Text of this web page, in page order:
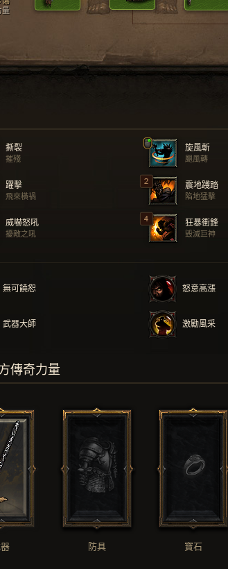
量
撕裂
摧殘
旋風斬
颶風轉
躍擊
飛來橫禍
震地踐踏
陷地猛擊
威嚇怒吼
擾敵之吼
狂暴衝鋒
毀滅巨神
無可饒恕 怒意高漲
武器大師 激勵風采
傳奇力量
防具 寶石